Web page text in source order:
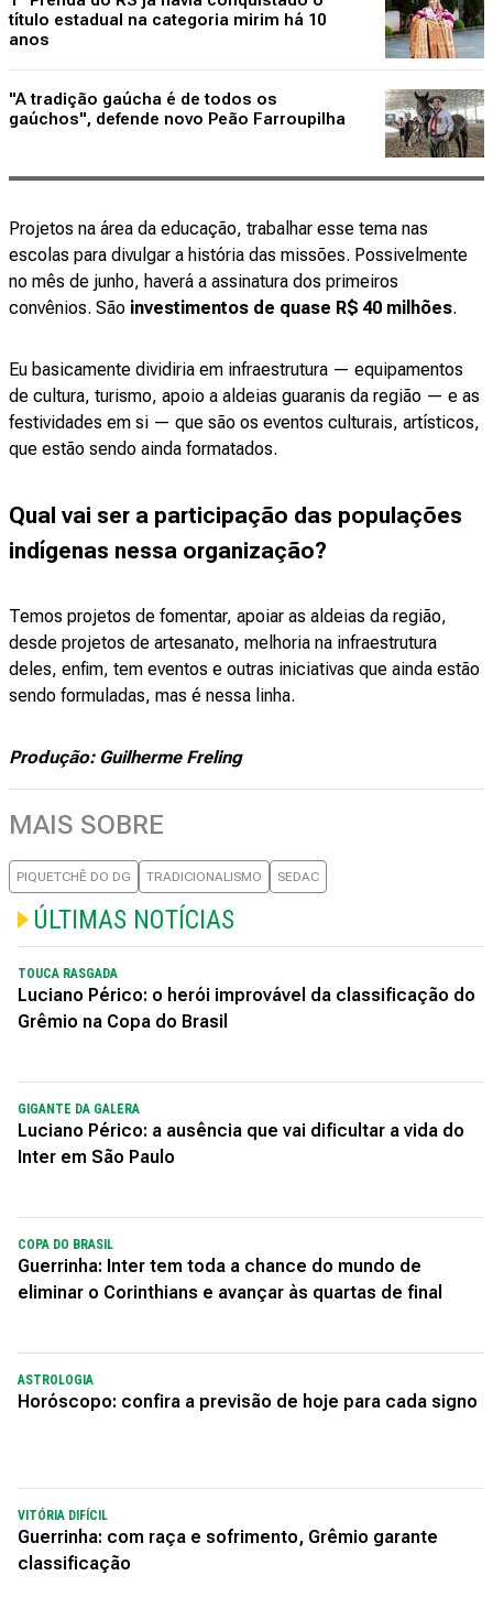
título estadual na categoria mirim há 10
anos
"A tradição gaúcha é de todos os
gaúchos", defende novo Peão Farroupilha
Projetos na área da educação, trabalhar esse tema nas
escolas para divulgar a história das missões. Possivelmente
no mês de junho, haverá a assinatura dos primeiros
convênios. São investimentos de quase R$ 40 milhões.
Eu basicamente dividiria em infraestrutura — equipamentos
de cultura, turismo, apoio a aldeias guaranis da região — e as
festividades em si — que são os eventos culturais, artísticos,
que estão sendo ainda formatados.
Qual vai ser a participação das populações
indígenas nessa organização?
Temos projetos de fomentar, apoiar as aldeias da região,
desde projetos de artesanato, melhoria na infraestrutura
deles, enfim, tem eventos e outras iniciativas que ainda estão
sendo formuladas, mas é nessa linha.
Produção: Guilherme Freling
MAIS SOBRE
PIQUETCHÊ DO DG TRADICIONALISMO SEDAC
ÚLTIMAS NOTÍCIAS
TOUCA RASGADA
Luciano Périco: o herói improvável da classificação do
Grêmio na Copa do Brasil
GIGANTE DA GALERA
Luciano Périco: a ausência que vai dificultar a vida do
Inter em São Paulo
COPA DO BRASIL
Guerrinha: Inter tem toda a chance do mundo de
eliminar o Corinthians e avançar às quartas de final
ASTROLOGIA
Horóscopo: confira a previsão de hoje para cada signo
VITÓRIA DIFÍCIL
Guerrinha: com raça e sofrimento, Grêmio garante
classificação